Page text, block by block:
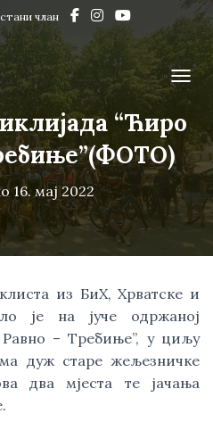
члан
“Ћиро
16. мај 2022
из БиХ, Хрватске и
је на јуче одржаној
– Требиње”, у циљу
дуж старе жељезничке
два мјеста те јачања